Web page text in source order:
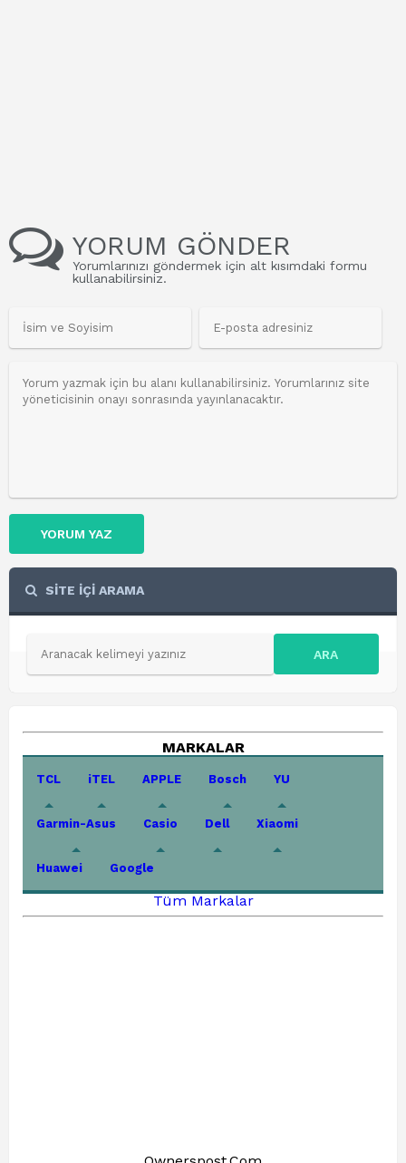
YORUM GÖNDER
Yorumlarınızı göndermek için alt kısımdaki formu
kullanabilirsiniz.
YORUM YAZ
SİTE İÇİ ARAMA
ARA
MARKALAR
TCL iTEL APPLE Bosch YU
Garmin-Asus Casio Dell Xiaomi
Huawei Google
Tüm Markalar